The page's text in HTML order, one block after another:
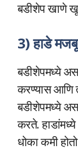
बडीशेप खाणे
3) हाडे
बडीशेपमध्ये
करण्यास आणि
बडीशेपमध्ये
करते.
धोका कमी